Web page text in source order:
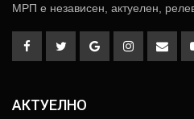
МРП е независен, актуелен,
АКТУЕЛНО